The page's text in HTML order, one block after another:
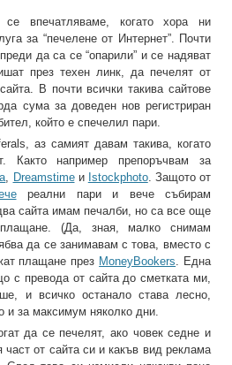
впечатляваме, когато хора ни
за “печелене от Интернет”. Почти
да са се “опарили” и се надяват
през техен линк, да печелят от
В почти всички такива сайтове
сума за доведен нов регистриран
който е спечелил пари.
аз самият давам такива, когато
Както например препоръчвам за
, Dreamstimeи Istockphoto. Защото от
реални пари и вече събирам
сайта имам печалби, но са все още
(Да, зная, малко снимам
да се занимавам с това, вместо с
плащане през MoneyBookers. Една
с превода от сайта до сметката ми,
и всичко останало става лесно,
и за максимум няколко дни.
да се печелят, ако човек седне и
от сайта си и какъв вид реклама